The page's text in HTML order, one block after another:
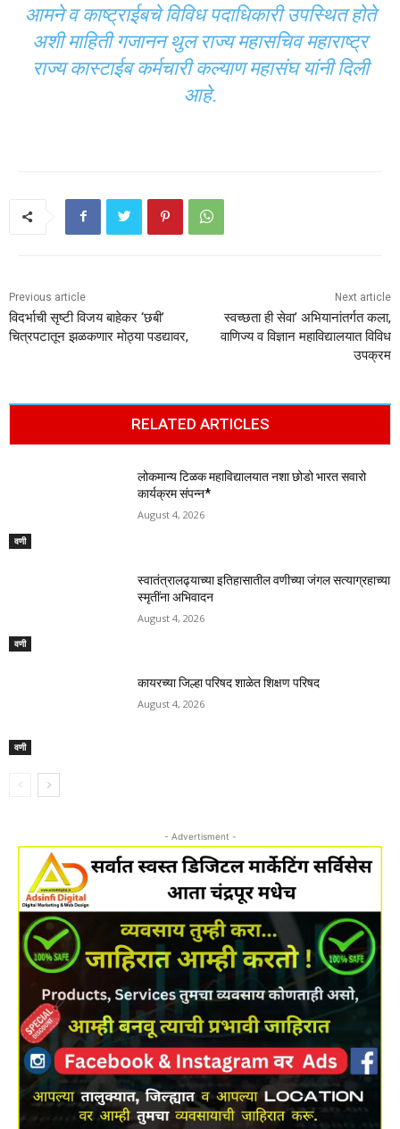
आमने व काष्ट्राईबचे विविध पदाधिकारी उपस्थित होते
अशी माहिती गजानन थुल‌ राज्य महासचिव महाराष्ट्र
राज्य कास्टाईब कर्मचारी कल्याण महासंघ यांनी दिली
आहे.
Previous article
विदर्भाची सृष्टी विजय बाहेकर ‘छबी’
चित्रपटातून झळकणार मोठ्या पडद्यावर,
Next article
स्वच्छता ही सेवा’ अभियानांतर्गत कला,
वाणिज्य व विज्ञान महाविद्यालयात विविध
उपक्रम
RELATED ARTICLES
वणी
लोकमान्य टिळक महाविद्यालयात नशा छोडो भारत सवारो
कार्यक्रम संपन्न*
August 4, 2026
वणी
स्वातंत्रालढ्याच्या इतिहासातील वणीच्या जंगल सत्याग्रहाच्या
स्मृतींना अभिवादन
August 4, 2026
वणी
कायरच्या जिल्हा परिषद शाळेत शिक्षण परिषद
August 4, 2026
- Advertisment -